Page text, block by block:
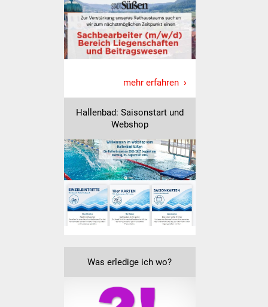
Öffentliche
Ausschreibung
Ausschreibung
Beschränkte
Ausschreibung
Freihändige Vergabe
Gewerbeverzeichnis
Gewerbe - Selbsteintrag
mehr erfahren
Hallenbad: Saisonstart und
Webshop
Was erledige ich wo?